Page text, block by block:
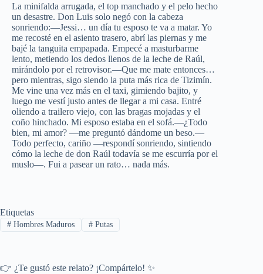
La minifalda arrugada, el top manchado y el pelo hecho
un desastre. Don Luis solo negó con la cabeza
sonriendo:—Jessi… un día tu esposo te va a matar. Yo
me recosté en el asiento trasero, abrí las piernas y me
bajé la tanguita empapada. Empecé a masturbarme
lento, metiendo los dedos llenos de la leche de Raúl,
mirándolo por el retrovisor.—Que me mate entonces…
pero mientras, sigo siendo la puta más rica de Tizimín.
Me vine una vez más en el taxi, gimiendo bajito, y
luego me vestí justo antes de llegar a mi casa. Entré
oliendo a trailero viejo, con las bragas mojadas y el
coño hinchado. Mi esposo estaba en el sofá.—¿Todo
bien, mi amor? —me preguntó dándome un beso.—
Todo perfecto, cariño —respondí sonriendo, sintiendo
cómo la leche de don Raúl todavía se me escurría por el
muslo—. Fui a pasear un rato… nada más.
Etiquetas
#Hombres Maduros #Putas
👉 ¿Te gustó este relato? ¡Compártelo! ✨